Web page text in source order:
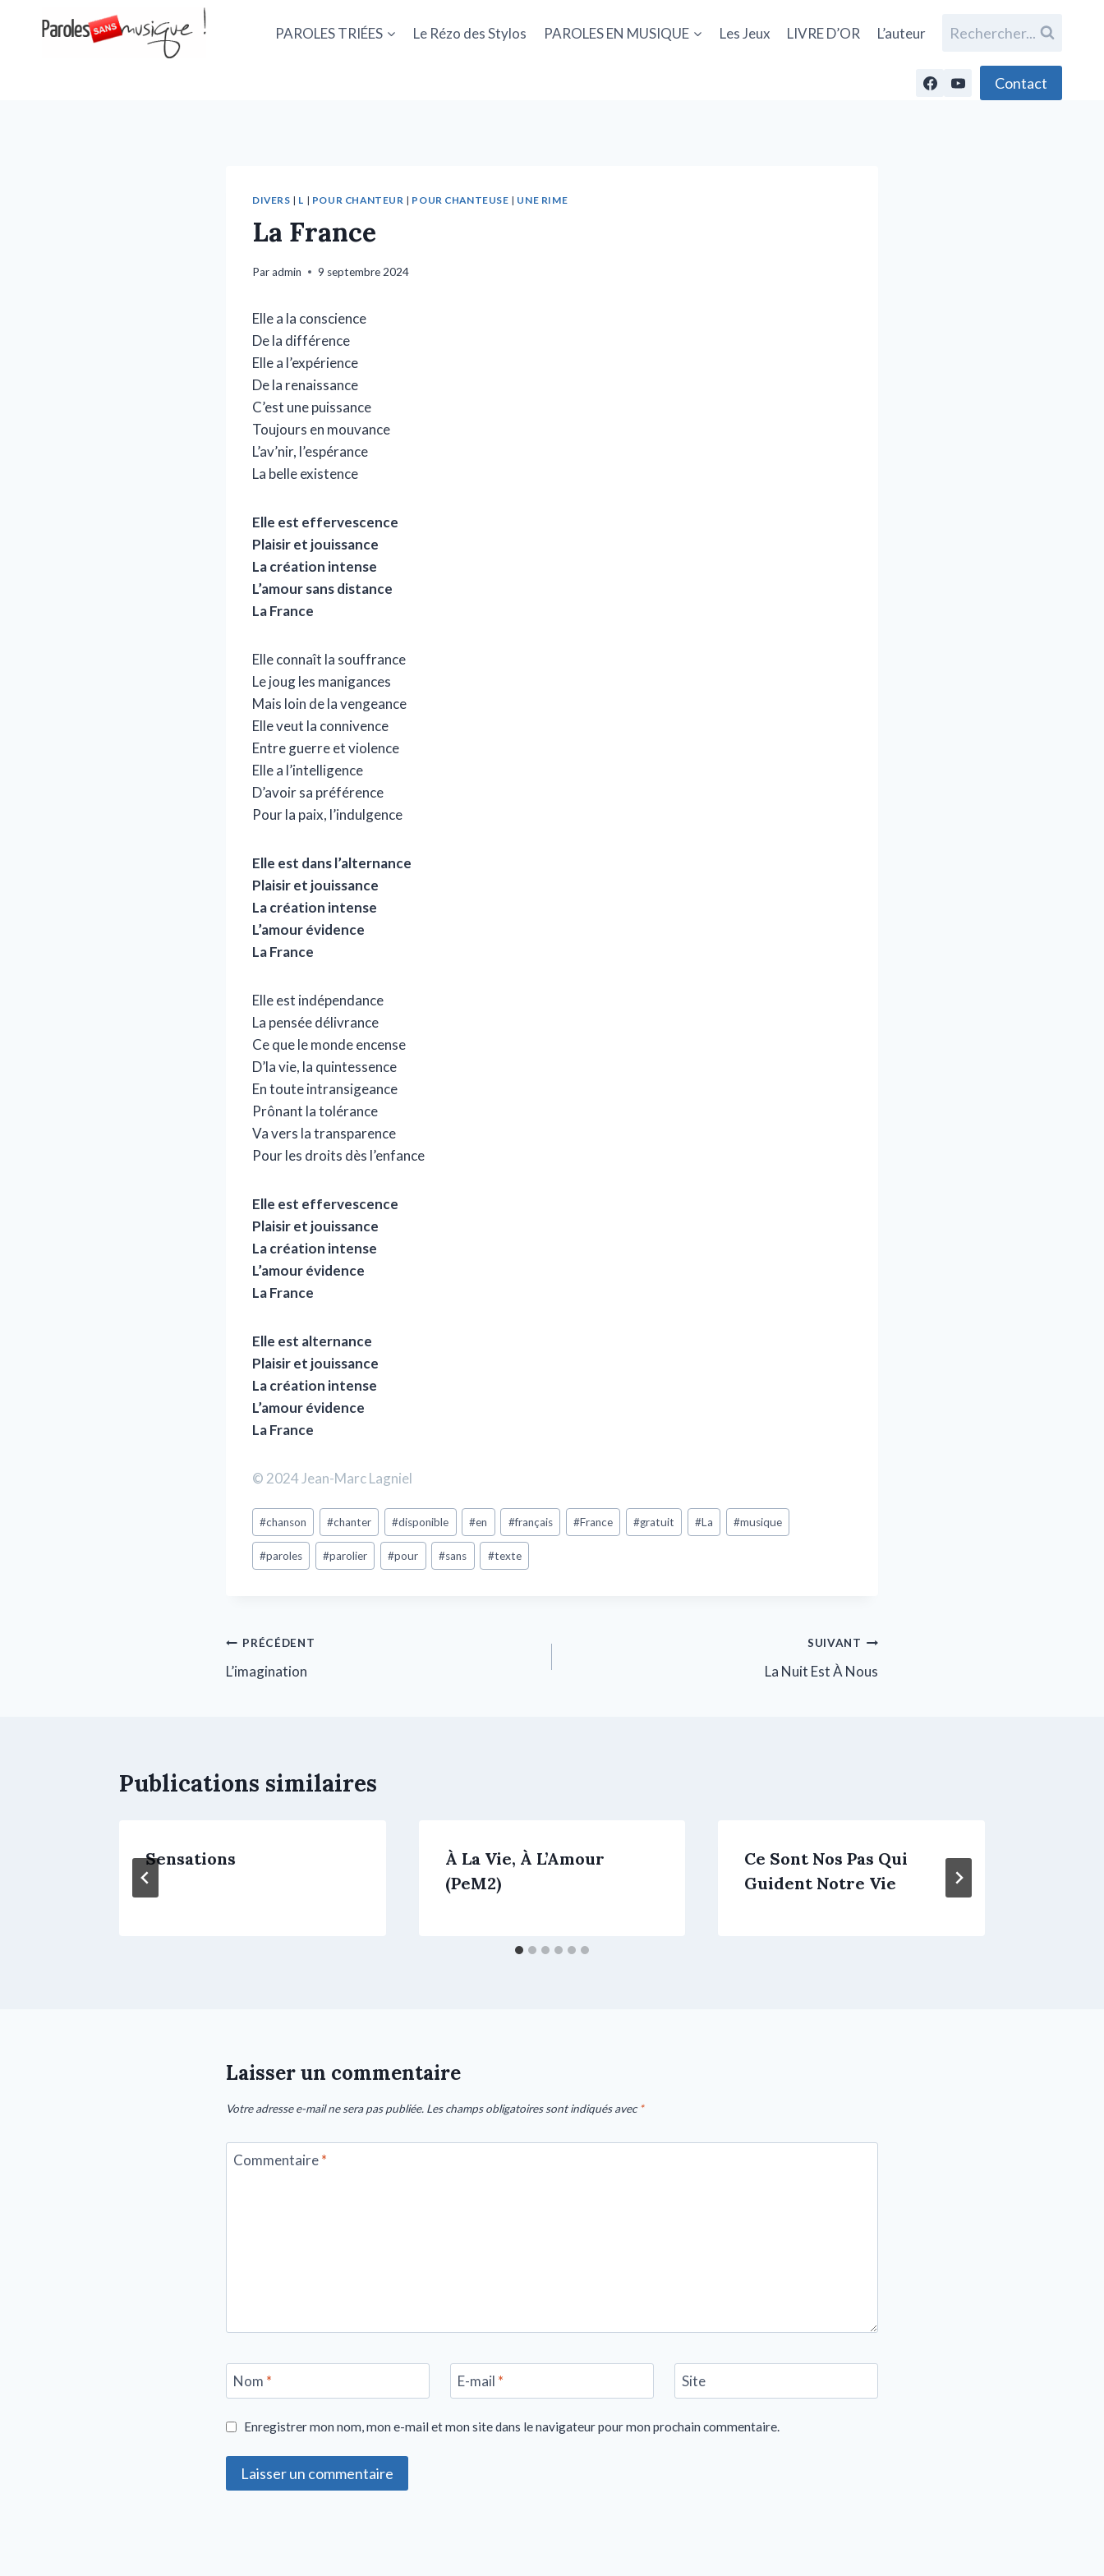
PAROLES TRIÉES Le Rézo des Stylos PAROLES EN MUSIQUE Les Jeux LIVRE D’OR L’auteur Rechercher...
Contact
DIVERS | L | POUR CHANTEUR | POUR CHANTEUSE | UNE RIME
La France
Paradmin 9 septembre 2024
Elle a la conscience
De la différence
Elle a l’expérience
De la renaissance
C’est une puissance
Toujours en mouvance
L’av’nir, l’espérance
La belle existence
Elle est effervescence
Plaisir et jouissance
La création intense
L’amour sans distance
La France
Elle connaît la souffrance
Le joug les manigances
Mais loin de la vengeance
Elle veut la connivence
Entre guerre et violence
Elle a l’intelligence
D’avoir sa préférence
Pour la paix, l’indulgence
Elle est dans l’alternance
Plaisir et jouissance
La création intense
L’amour évidence
La France
Elle est indépendance
La pensée délivrance
Ce que le monde encense
D’la vie, la quintessence
En toute intransigeance
Prônant la tolérance
Va vers la transparence
Pour les droits dès l’enfance
Elle est effervescence
Plaisir et jouissance
La création intense
L’amour évidence
La France
Elle est alternance
Plaisir et jouissance
La création intense
L’amour évidence
La France
© 2024 Jean-Marc Lagniel
#chanson #chanter #disponible #en #français #France #gratuit #La #musique
#paroles #parolier #pour #sans #texte
PRÉCÉDENT
L’imagination
SUIVANT
La Nuit Est À Nous
Publications similaires
Sensations
À La Vie, À L’Amour
(PeM2)
Ce Sont Nos Pas Qui
Guident Notre Vie
Laisser un commentaire
Votre adresse e-mail ne sera pas publiée. Les champs obligatoires sont indiqués avec*
Commentaire*
Nom * E-mail * Site
Enregistrer mon nom, mon e-mail et mon site dans le navigateur pour mon prochain commentaire.